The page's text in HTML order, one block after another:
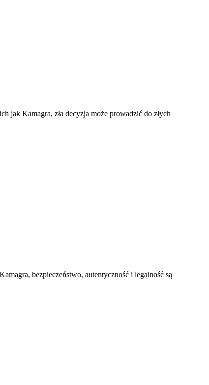
jak Kamagra, zła decyzja może prowadzić do złych
bezpieczeństwo, autentyczność i legalność są